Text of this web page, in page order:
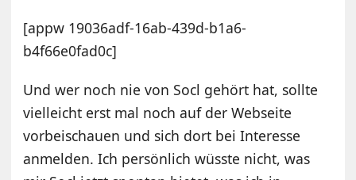
[appw 19036adf-16ab-439d-b1a6-
b4f66e0fad0c]
Und wer noch nie von Socl gehört hat, sollte
vielleicht erst mal noch auf der Webseite
vorbeischauen und sich dort bei Interesse
anmelden. Ich persönlich wüsste nicht, was